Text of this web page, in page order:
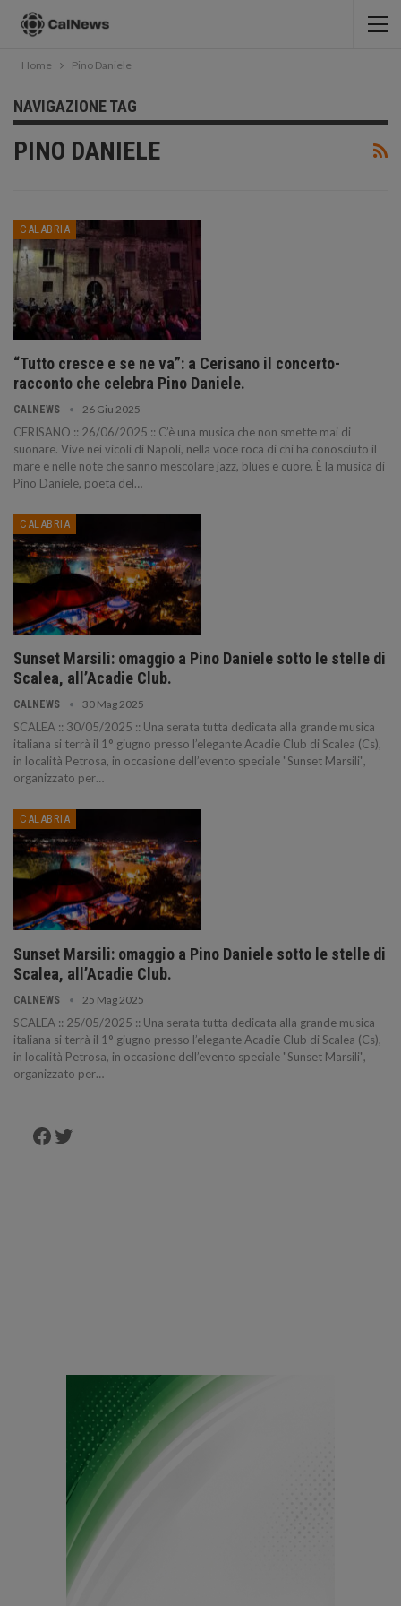
Home Pino Daniele
NAVIGAZIONE TAG
PINO DANIELE
CALABRIA
“Tutto cresce e se ne va”: a Cerisano il concerto-
racconto che celebra Pino Daniele.
CALNEWS 26 Giu 2025
CERISANO :: 26/06/2025 :: C’è una musica che non smette mai di
suonare. Vive nei vicoli di Napoli, nella voce roca di chi ha conosciuto il
mare e nelle note che sanno mescolare jazz, blues e cuore. È la musica di
Pino Daniele, poeta del…
CALABRIA
Sunset Marsili: omaggio a Pino Daniele sotto le stelle di
Scalea, all’Acadie Club.
CALNEWS 30 Mag 2025
SCALEA :: 30/05/2025 :: Una serata tutta dedicata alla grande musica
italiana si terrà il 1° giugno presso l’elegante Acadie Club di Scalea (Cs),
in località Petrosa, in occasione dell’evento speciale "Sunset Marsili",
organizzato per…
CALABRIA
Sunset Marsili: omaggio a Pino Daniele sotto le stelle di
Scalea, all’Acadie Club.
CALNEWS 25 Mag 2025
SCALEA :: 25/05/2025 :: Una serata tutta dedicata alla grande musica
italiana si terrà il 1° giugno presso l’elegante Acadie Club di Scalea (Cs),
in località Petrosa, in occasione dell’evento speciale "Sunset Marsili",
organizzato per…
Facebook
Twitter